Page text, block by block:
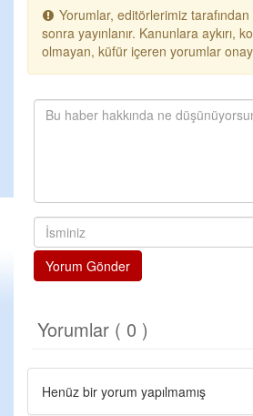
Yorumlar, editörlerimiz tarafından
sonra yayınlanır. Kanunlara aykırı,
olmayan, küfür içeren yorumlar
Yorum Gönder
Yorumlar ( 0 )
Henüz bir yorum yapılmamış